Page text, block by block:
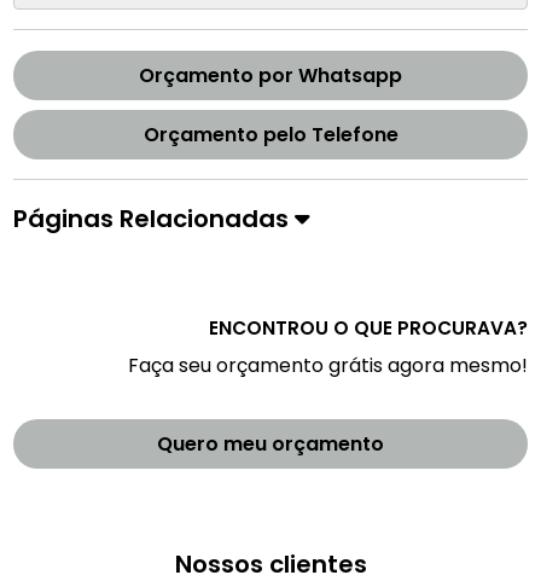
Orçamento por Whatsapp
Orçamento pelo Telefone
Páginas Relacionadas
ENCONTROU O QUE PROCURAVA?
Faça seu orçamento grátis agora mesmo!
Quero meu orçamento
Nossos clientes